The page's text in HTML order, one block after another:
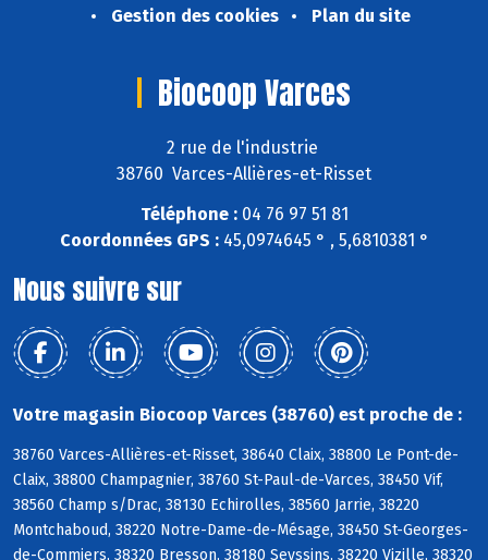
Gestion des cookies
Plan du site
Biocoop Varces
2 rue de l'industrie
38760 Varces-Allières-et-Risset
Téléphone :04 76 97 51 81
Coordonnées GPS :45,0974645 ° , 5,6810381 °
Nous suivre sur
Votre magasin Biocoop Varces (38760) est proche de :
38760 Varces-Allières-et-Risset, 38640 Claix, 38800 Le Pont-de-
Claix, 38800 Champagnier, 38760 St-Paul-de-Varces, 38450 Vif,
38560 Champ s/Drac, 38130 Echirolles, 38560 Jarrie, 38220
Montchaboud, 38220 Notre-Dame-de-Mésage, 38450 St-Georges-
de-Commiers, 38320 Bresson, 38180 Seyssins, 38220 Vizille, 38320